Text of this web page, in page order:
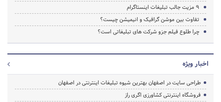
9 مزیت جالب تبلیغات اینستاگرام
تفاوت بین موشن گرافیک و انیمیشن چیست؟
چرا طلوع فیلم جزو شرکت های تبلیغاتی است؟
اخبار ویژه
طراحی سایت در اصفهان بهترین شیوه تبلیغات اینترنتی در اصفهان
فروشگاه اینترنتی کشاورزی اگری راز